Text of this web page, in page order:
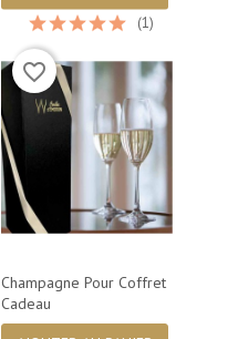
Champagne Pour Coffret
Cadeau
(1)
favorite_border